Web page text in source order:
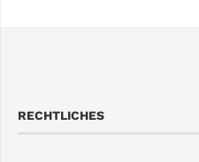
RECHTLICHES